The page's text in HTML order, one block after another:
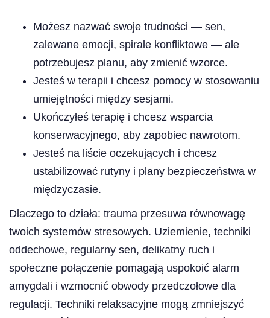
Możesz nazwać swoje trudności — sen,
zalewane emocji, spirale konfliktowe — ale
potrzebujesz planu, aby zmienić wzorce.
Jesteś w terapii i chcesz pomocy w stosowaniu
umiejętności między sesjami.
Ukończyłeś terapię i chcesz wsparcia
konserwacyjnego, aby zapobiec nawrotom.
Jesteś na liście oczekujących i chcesz
ustabilizować rutyny i plany bezpieczeństwa w
międzyczasie.
Dlaczego to działa: trauma przesuwa równowagę
twoich systemów stresowych. Uziemienie, techniki
oddechowe, regularny sen, delikatny ruch i
społeczne połączenie pomagają uspokoić alarm
amygdali i wzmocnić obwody przedczołowe dla
regulacji. Techniki relaksacyjne mogą zmniejszyć